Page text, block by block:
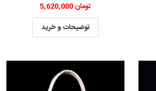
5,620,000 تومان
توضیحات و خرید